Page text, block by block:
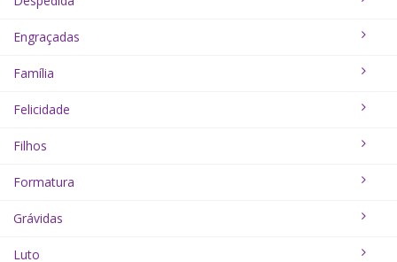
Engraçadas
Família
Felicidade
Filhos
Formatura
Grávidas
Luto